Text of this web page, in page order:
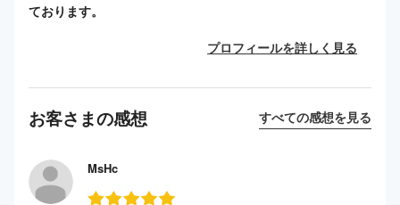
ております。
プロフィールを詳しく見る
お客さまの感想 すべての感想を見る
MsHc